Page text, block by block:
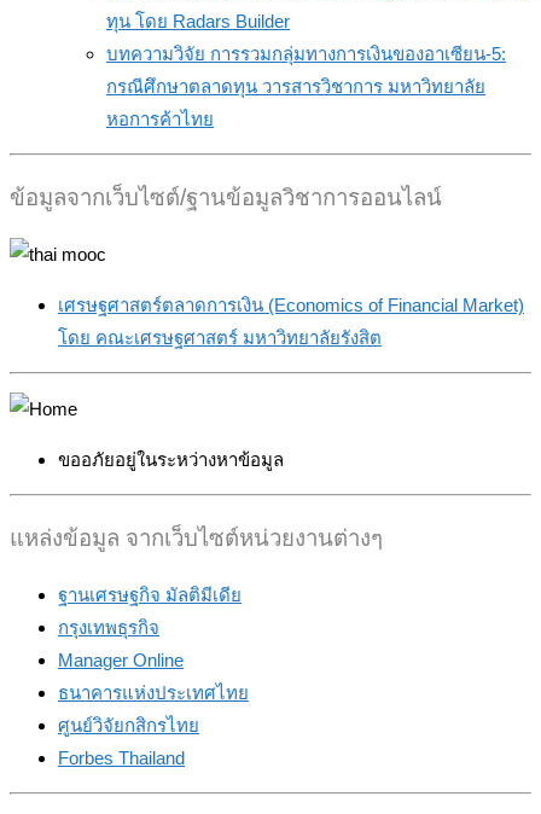
ทุน โดย Radars Builder
บทความวิจัย การรวมกลุ่มทางการเงินของอาเซียน-5:
กรณีศึกษาตลาดทุน วารสารวิชาการ มหาวิทยาลัย
หอการค้าไทย
ข้อมูลจากเว็บไซต์/ฐานข้อมูลวิชาการออนไลน์
เศรษฐศาสตร์ตลาดการเงิน (Economics of Financial Market)
โดย คณะเศรษฐศาสตร์ มหาวิทยาลัยรังสิต
ขออภัยอยู่ในระหว่างหาข้อมูล
แหล่งข้อมูล จากเว็บไซต์หน่วยงานต่างๆ
ฐานเศรษฐกิจ มัลติมีเดีย
กรุงเทพธุรกิจ
Manager Online
ธนาคารแห่งประเทศไทย
ศูนย์วิจัยกสิกรไทย
Forbes Thailand